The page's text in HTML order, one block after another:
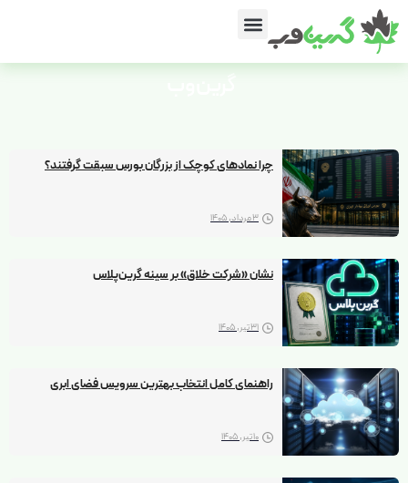
چرا نمادهای کوچک از بزرگان بورس سبقت گرفتند؟
3 مرداد, 1405
نشان «شرکت خلاق» بر سینه گرین‌پلاس
31 تیر, 1405
راهنمای کامل انتخاب بهترین سرویس فضای ابری
10 تیر, 1405